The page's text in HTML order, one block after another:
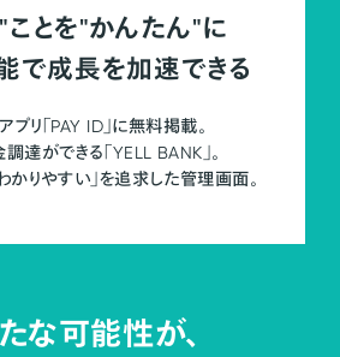
ことを"かんたん"に
で成長を加速できる
プリ「PAY ID」に無料掲載。
達ができる「YELL BANK」。
わかりやすい」を追求した管理画面。
な可能性が、